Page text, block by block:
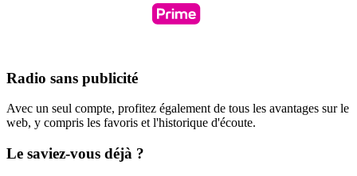
Radio sans publicité
Avec un seul compte, profitez également de tous les avantages sur le
web, y compris les favoris et l'historique d'écoute.
Le saviez-vous déjà ?